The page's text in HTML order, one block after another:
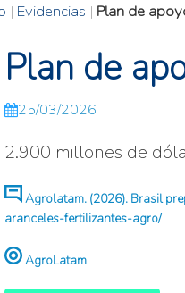
| Evidencias | Plan de
Plan de
25/03/2026
2.900 millones de
Agrolatam. (2026). Brasil
aranceles-fertilizantes-agro/
AgroLatam